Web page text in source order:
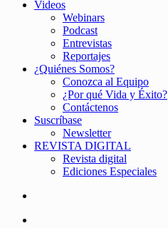
Videos
Webinars
Podcast
Entrevistas
Reportajes
¿Quiénes Somos?
Conozca al Equipo
¿Por qué Vida y Éxito?
Contáctenos
Suscríbase
Newsletter
REVISTA DIGITAL
Revista digital
Ediciones Especiales